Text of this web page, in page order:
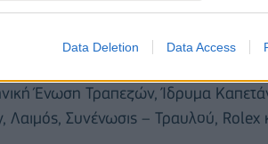
Data Deletion Data Access
Ένωση Τραπεζών, Ίδρυμα
Συνένωσις – Τραυλού, Rolex